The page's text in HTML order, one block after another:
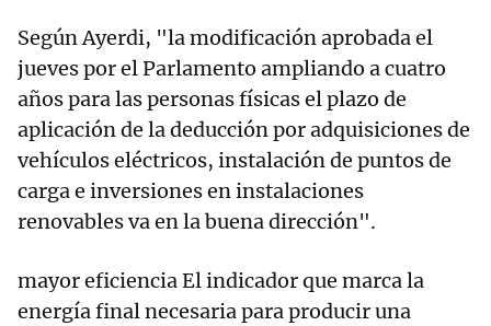
Según Ayerdi, "la modificación aprobada el
jueves por el Parlamento ampliando a cuatro
años para las personas físicas el plazo de
aplicación de la deducción por adquisiciones de
vehículos eléctricos, instalación de puntos de
carga e inversiones en instalaciones
renovables va en la buena dirección".
mayor eficiencia El indicador que marca la
energía final necesaria para producir una